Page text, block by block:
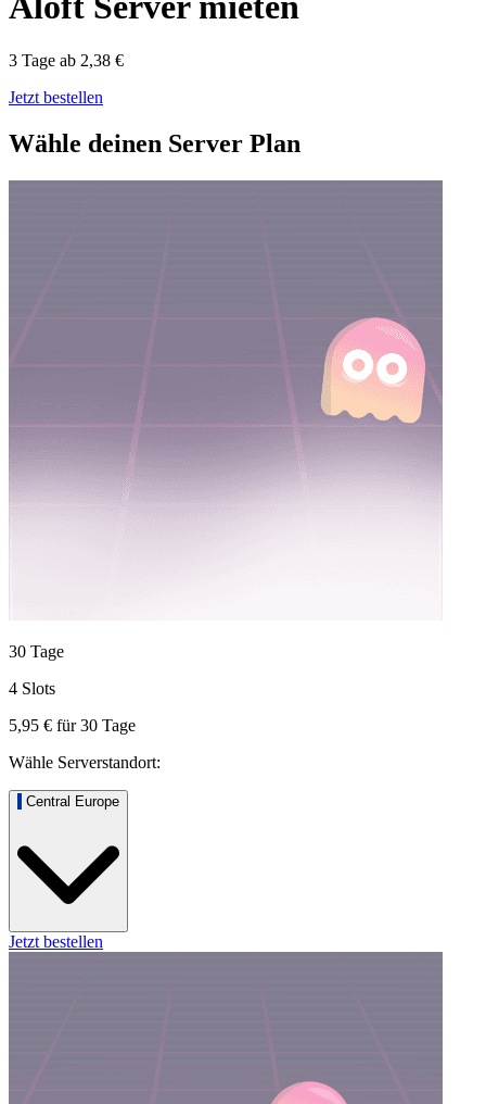
3 Tage ab 2,38 €
Jetzt bestellen
Wähle deinen Server Plan
30 Tage
4 Slots
5,95 € für30 Tage
Wähle Serverstandort:
Central Europe
Jetzt bestellen